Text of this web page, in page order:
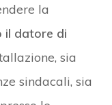
la
il datore di
sia
sindacali, sia